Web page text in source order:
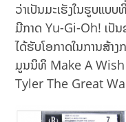
ວ່າເປັນມະເຮັງໃນຮູບແບ
ມີກາດ Yu-Gi-Oh! ເປັ
ໄດ້ຮັບໂອກາດໃນການສ້າ
ມູນນິທິ Make A Wish
Tyler The Great